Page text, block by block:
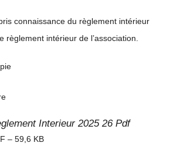
connaissance du règlement intérieur
règlement intérieur de l’association.
Interieur 2025 26 Pdf
– 59,6 KB